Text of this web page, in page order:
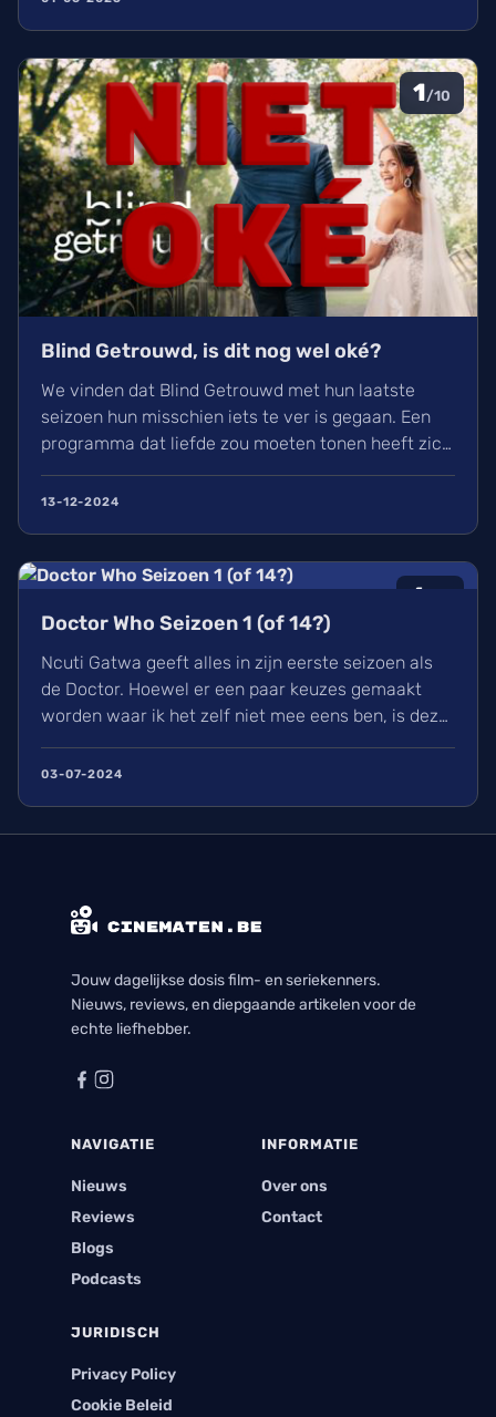
1/10
Blind Getrouwd, is dit nog wel oké?
We vinden dat Blind Getrouwd met hun laatste
seizoen hun misschien iets te ver is gegaan. Een
programma dat liefde zou moeten tonen heeft zich
meer gefocust om leed. Is dit de nieuwe soort van
uitlachtelevisie?
13-12-2024
6
Doctor Who Seizoen 1 (of 14?)
Ncuti Gatwa geeft alles in zijn eerste seizoen als
de Doctor. Hoewel er een paar keuzes gemaakt
worden waar ik het zelf niet mee eens ben, is deze
regeneratie van Doctor Who wel een aangename
watch met genoeg in waardoor ik elke aflevering
03-07-2024
Jouw dagelijkse dosis film- en seriekenners.
Nieuws, reviews, en diepgaande artikelen voor de
echte liefhebber.
NAVIGATIE
Nieuws
Reviews
Blogs
Podcasts
INFORMATIE
Over ons
Contact
JURIDISCH
Privacy Policy
Cookie Beleid